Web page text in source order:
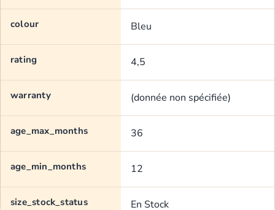
colour Bleu
rating 4,5
warranty (donnée non spécifiée)
age_max_months 36
age_min_months 12
size_stock_status En Stock